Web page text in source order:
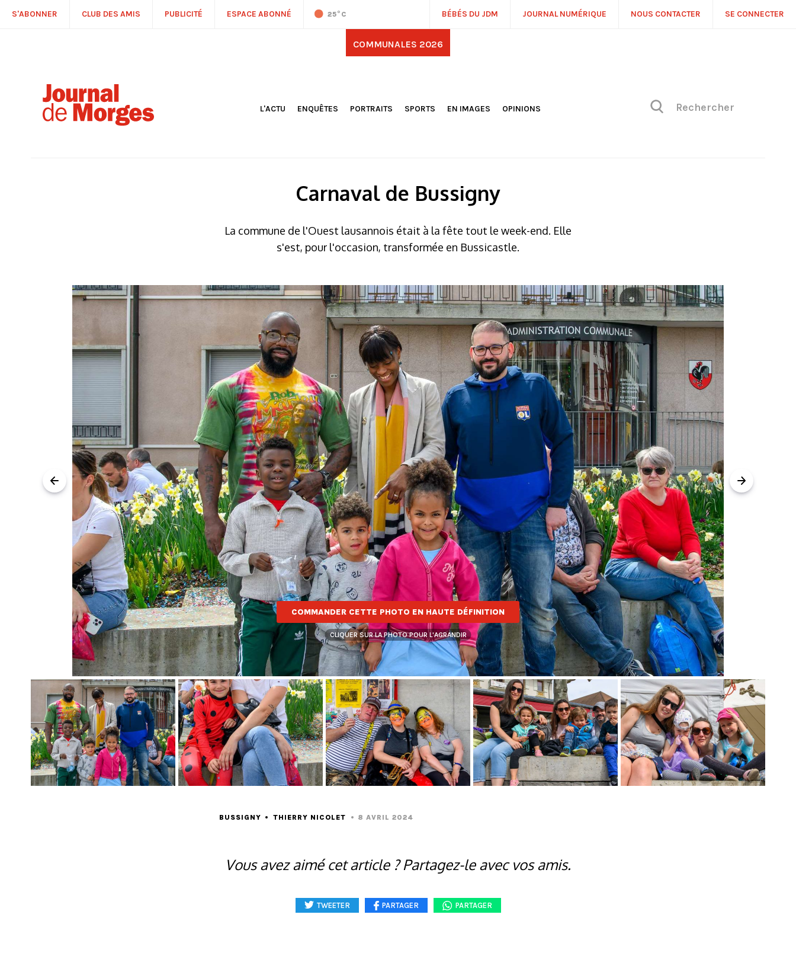
S'ABONNER CLUB DES AMIS PUBLICITÉ ESPACE ABONNÉ 25°C BÉBÉS DU JDM JOURNAL NUMÉRIQUE NOUS CONTACTER SE CONNECTER
COMMUNALES 2026
L'ACTU
ENQUÊTES PORTRAITS
SPORTS
EN IMAGES
OPINIONS
Carnaval de Bussigny
La commune de l'Ouest lausannois était à la fête tout le week-end. Elle
s'est, pour l'occasion, transformée en Bussicastle.
COMMANDER CETTE PHOTO EN HAUTE DÉFINITION
CLIQUER SUR LA PHOTO POUR L'AGRANDIR
BUSSIGNY THIERRY NICOLET 8 AVRIL 2024
Vous avez aimé cet article ? Partagez-le avec vos amis.
TWEETER PARTAGER PARTAGER